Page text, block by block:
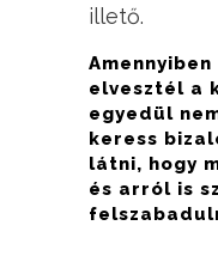
illető.
elvesztél a
egyedül
keress
látni, hogy
és arról is